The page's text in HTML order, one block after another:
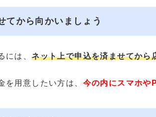
てから向かいましょう
には、ネット上で申込を済ませてから
を用意したい方は、 今の内にスマホや